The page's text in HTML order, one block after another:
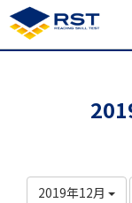
2019年12月